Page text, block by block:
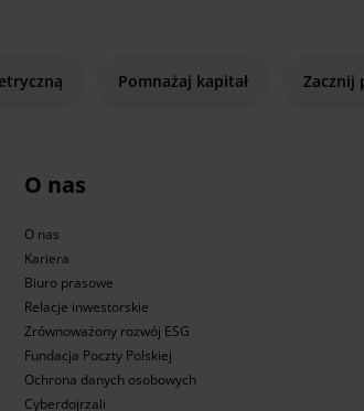
Pomnażaj kapitał Zacznij
O nas
O nas
Kariera
Biuro prasowe
Relacje inwestorskie
Zrównoważony rozwój ESG
Fundacja Poczty Polskiej
Ochrona danych osobowych
Cyberdojrzali